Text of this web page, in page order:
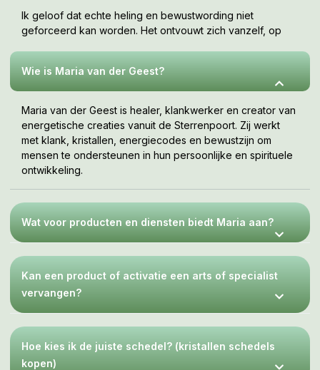
Ik geloof dat echte heling en bewustwording niet
geforceerd kan worden. Het ontvouwt zich vanzelf, op
Wie is Maria van der Geest?
Maria van der Geest is healer, klankwerker en creator van
energetische creaties vanuit de Sterrenpoort. Zij werkt
met klank, kristallen, energiecodes en bewustzijn om
mensen te ondersteunen in hun persoonlijke en spirituele
ontwikkeling.
Wat voor producten en diensten biedt Maria aan?
Kan een product of activatie een arts of specialist
vervangen?
Hoe kies ik de juiste schedel? (kristallen schedels
kopen)